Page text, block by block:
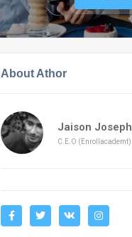
About Athor
Jaison Joseph
C.E.O (Enrollacademt)